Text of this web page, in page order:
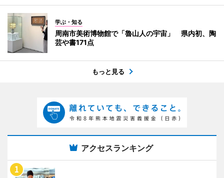
学ぶ・知る
周南市美術博物館で「魯山人の宇宙」 県内初、陶
芸や書171点
もっと見る
アクセスランキング